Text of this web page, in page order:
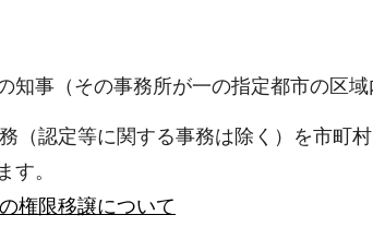
知事（その事務所が一の指定都市の区
（認定等に関する事務は除く）を市町
す。
権限移譲について